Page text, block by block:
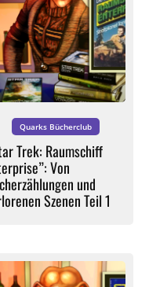
Quarks Bücherclub
Trek: Raumschiff
Von
und
Szenen Teil 1